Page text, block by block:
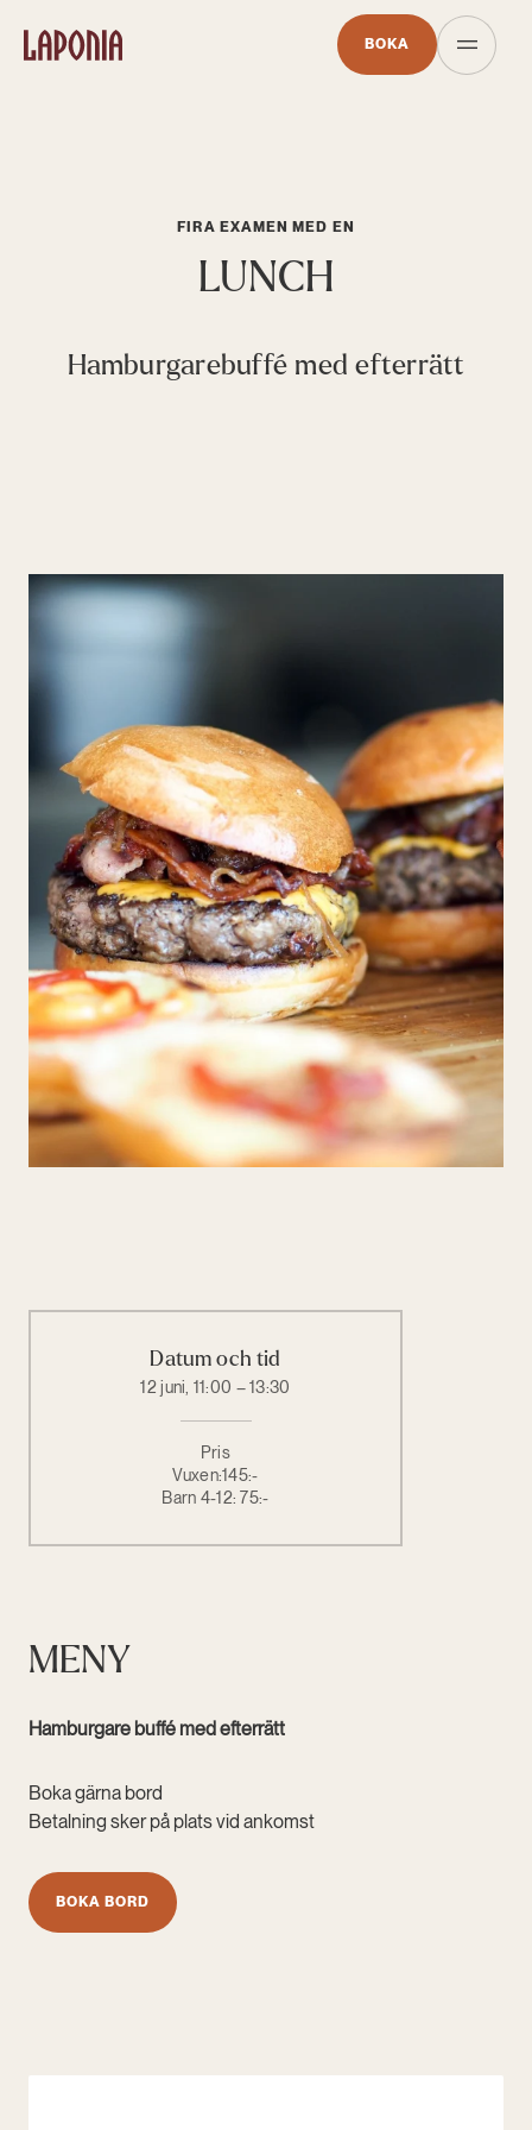
BOKA
FIRA EXAMEN MED EN
LUNCH
Hamburgarebuffé med efterrätt
Datum och tid
12 juni, 11:00 – 13:30
Pris
Vuxen:145:-
Barn 4-12: 75:-
MENY
Hamburgare buffé med efterrätt
Boka gärna bord
Betalning sker på plats vid ankomst
BOKA BORD